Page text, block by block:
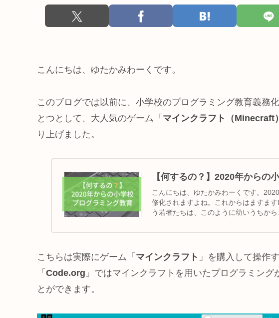
こんにちは、ゆたかみわーくです。
このブログでは以前に、小学校のプログラミング教育義務
とつとして、大人気のゲーム「 マインクラフト（Minecraft）
り上げました。
【何するの？】2020年からの
こんにちは、ゆたかみわーくです。
修化されますよね。これからはますま
う若者たちは、このように幼いうちか
こちらは実際にゲーム「 マインクラフト 」を購入して操作
「 Code.org 」ではマインクラフトを用いたプログラミン
とができます。